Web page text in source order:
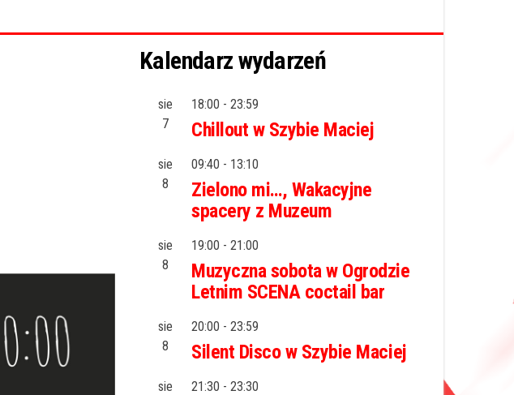
Kalendarz wydarzeń
sie
7
18:00 - 23:59
Chillout w Szybie Maciej
sie
8
09:40 - 13:10
Zielono mi…, Wakacyjne
spacery z Muzeum
sie
8
19:00 - 21:00
Muzyczna sobota w Ogrodzie
Letnim SCENA coctail bar
sie
8
20:00 - 23:59
Silent Disco w Szybie Maciej
sie
21:30 - 23:30